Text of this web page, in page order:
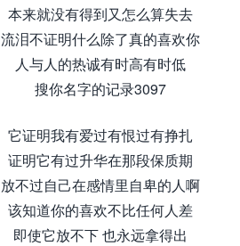
本来就没有得到又怎么算失去
流泪不证明什么除了真的喜欢你
人与人的热诚有时高有时低
搜你名字的记录3097
它证明我有爱过有恨过有挣扎
证明它有过升华在那段保质期
放不过自己在感情里自卑的人啊
该知道你的喜欢不比任何人差
即使它放不下 也永远拿得出